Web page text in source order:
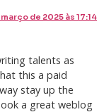
de 2025 às 17:14
talents as
this a paid
stay up the
a great weblog